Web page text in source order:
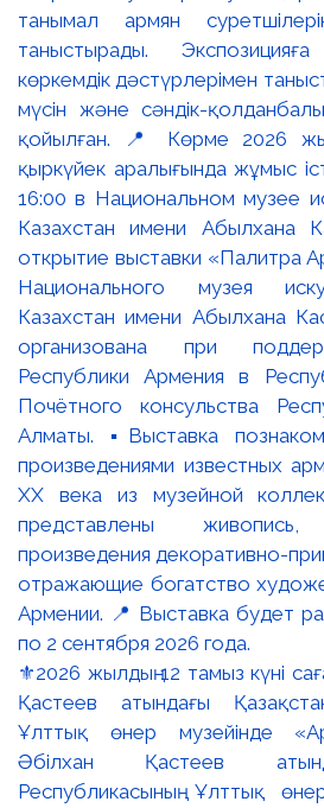
⚜️2026 жылдың 12 тамыз күні
Қастеев атындағы
Ұлттық өнер музейінде
Әбілхан Қастеев
Республикасының Ұлттық